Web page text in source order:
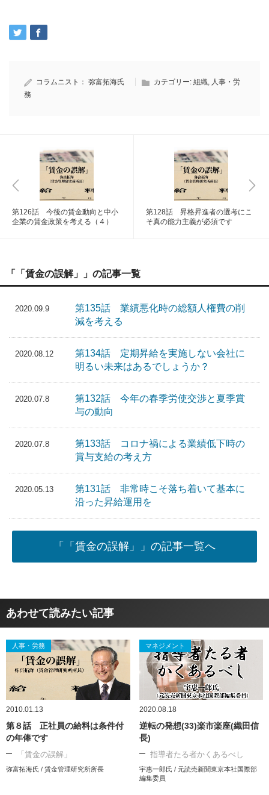
コラムニスト： 弥富拓海氏 カテゴリー: 組織
人事・労
務
第126話 今後の賃金動向と中小
企業の賃金政策を考える（４）
第128話 昇格昇進者の選考にこ
そ真の能力主義が必須です
「「賃金の誤解」」の記事一覧
2020.09.9
第135話 業績悪化時の総額人権費の削
減を考える
2020.08.12
第134話 定期昇給を実施しない会社に
明るい未来はあるでしょうか？
2020.07.8
第132話 今年の春季労使交渉と夏季賞
与の動向
2020.07.8
第133話 コロナ禍による業績低下時の
賞与支給の考え方
2020.05.13
第131話 非常時こそ落ち着いて基本に
沿った昇給運用を
「「賃金の誤解」」の記事一覧へ
あわせて読みたい記事
人事・労務
2010.01.13
第８話 正社員の給料は条件付
の年俸です
「賃金の誤解」
弥富拓海氏 / 賃金管理研究所所長
マネジメント
2020.08.18
逆転の発想(33)楽市楽座(織田信
長)
指導者たる者かくあるべし
宇惠一郎氏 / 元読売新聞東京本社国際部
編集委員